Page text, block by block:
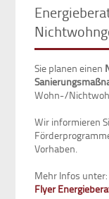
Sie planen einen
Wohn-/
Wir informieren
Vorhaben.
Mehr Infos unter:
Flyer